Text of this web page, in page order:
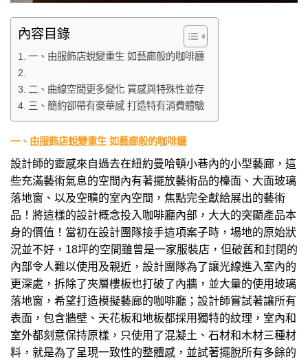
內容目錄
一、由服飾店蛻變重生 如藝廊般的咖啡廳
二、曲線空間更多變化 質感與特殊性並存
三、簡約卻帶有豪華感 打造特有消費體驗
一、由服飾店蛻變重生 如藝廊般的咖啡廳
設計師的靈感來自過去在紐約曼哈頓小巷內的小型藝廊，這
些充滿藝術氣息的空間內有著擺放藝術品的檯面、大面玻璃
落地窗、以及空曠的室內空間，焦點完全獻給展出的藝術
品！將這樣的設計概念投入咖啡廳內部，大大的突顯產品本
身的價值！當初在設計團隊接手這項案子時，場地的原始狀
況並不好，18坪的空間雖曾是一家服裝店，但破舊和封閉的
內部令人難以使用及親近，設計團隊為了讓光線進入室內的
更深處，拆除了夾層樓板也打破了內牆，並大量的使用玻璃
落地窗，希望打造模擬藝廊的咖啡廳；設計師嘗試著讓所有
表面，包含牆壁、天花板和地板都採用獨特的紋理，室內和
室外都刻意保持原樣，只使用了混凝土、石材和木材三種材
料，就是為了呈現一致性的整體感，並試著擺脫所有多餘的